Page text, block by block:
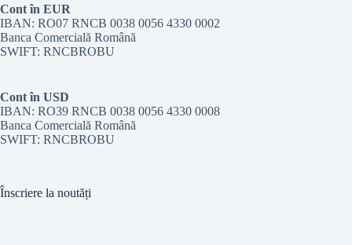
Cont în EUR
IBAN: RO07 RNCB 0038 0056 4330 0002
Banca Comercială Română
SWIFT: RNCBROBU
Cont în USD
IBAN: RO39 RNCB 0038 0056 4330 0008
Banca Comercială Română
SWIFT: RNCBROBU
Înscriere la noutăți